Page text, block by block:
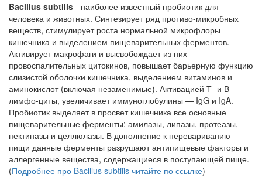
Bacillus subtilis - наиболее известный пробиотик для
человека и животных. Синтезирует ряд противо-микробных
веществ, стимулирует роста нормальной микрофлоры
кишечника и выделением пищеварительных ферментов.
Активирует макрофаги и высвобождает из них
провоспалительных цитокинов, повышает барьерную функцию
слизистой оболочки кишечника, выделением витаминов и
аминокислот (включая незаменимые). Активацией Т- и В-
лимфо-циты, увеличивает иммуноглобулины — IgG и IgA.
Пробиотик выделяет в просвет кишечника все основные
пищеварительные ферменты: амилазы, липазы, протеазы,
пектиназы и целлюлазы. В дополнение к перевариванию
пищи данные ферменты разрушают антипищевые факторы и
аллергенные вещества, содержащиеся в поступающей пище.
(Подробнее про Bacillus subtilis читайте по ссылке)